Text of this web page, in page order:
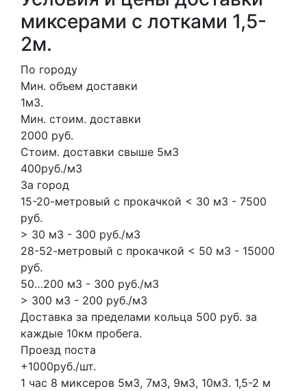
миксерами с лотками 1,5-
2м.
По городу
Мин. объем доставки
1м3.
Мин. стоим. доставки
2000 руб.
Стоим. доставки свыше 5м3
400руб./м3
За город
15-20-метровый с прокачкой < 30 м3 - 7500
руб.
> 30 м3 - 300 руб./м3
28-52-метровый с прокачкой < 50 м3 - 15000
руб.
50…200 м3 - 300 руб./м3
> 300 м3 - 200 руб./м3
Доставка за пределами кольца 500 руб. за
каждые 10км пробега.
Проезд поста
+1000руб./шт.
1 час 8 миксеров 5м3, 7м3, 9м3, 10м3. 1,5-2 м